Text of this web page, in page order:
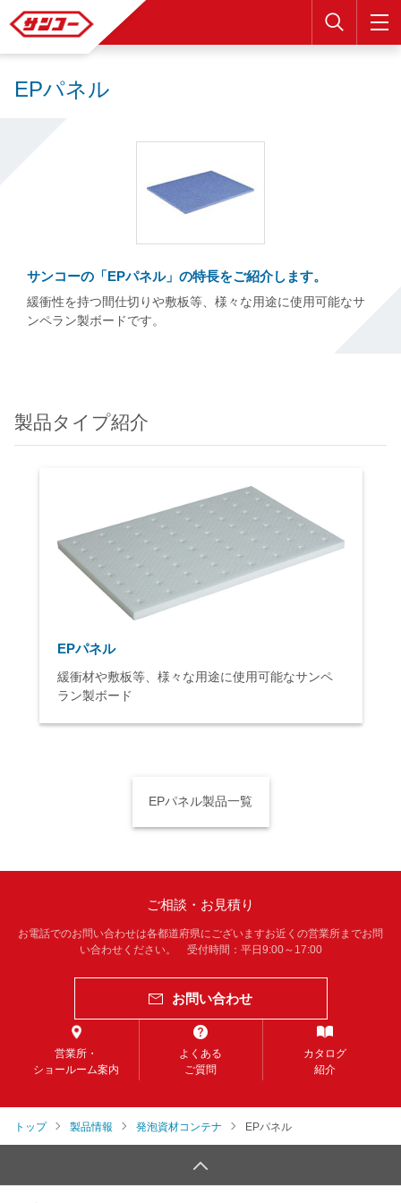
検索
EPパネル
サンコーの「EPパネル」の特長をご紹介します。
緩衝性を持つ間仕切りや敷板等、様々な用途に使用可能なサ
ンペラン製ボードです。
製品タイプ紹介
EPパネル
緩衝材や敷板等、様々な用途に使用可能なサンペ
ラン製ボード
EPパネル製品一覧
ご相談・お見積り
お電話でのお問い合わせは各都道府県にございますお近くの営業所までお問
い合わせください。 受付時間：平日9:00～17:00
お問い合わせ
営業所・
ショールーム案内
よくある
ご質問
カタログ
紹介
トップ 製品情報 発泡資材コンテナ EPパネル